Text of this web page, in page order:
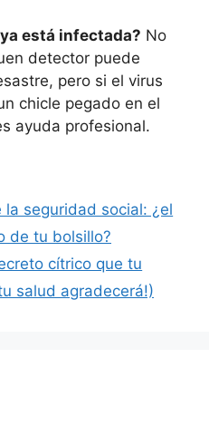
está infectada? No
detector puede
pero si el virus
chicle pegado en el
ayuda profesional.
seguridad social: ¿el
de tu bolsillo?
cítrico que tu
salud agradecerá!)